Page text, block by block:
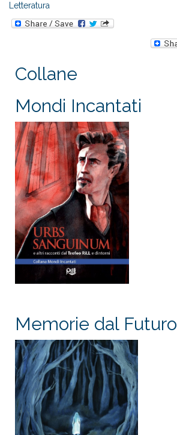
Letteratura
Collane
Mondi Incantati
Memorie dal Futuro